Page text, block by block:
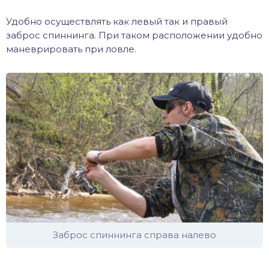
Удобно осуществлять как левый так и правый
заброс спиннинга. При таком расположении удобно
маневрировать при ловле.
Заброс спиннинга справа налево